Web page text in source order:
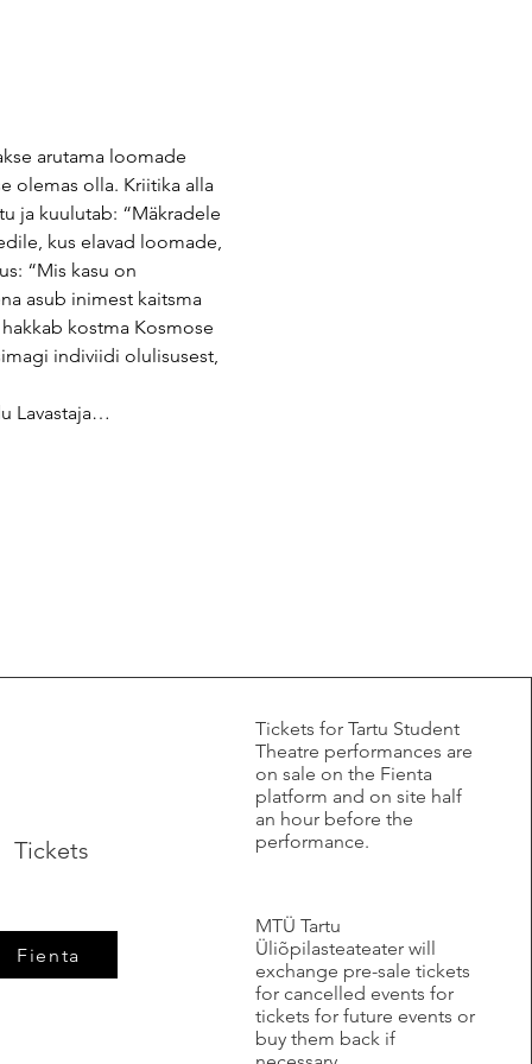
arutama loomade
olemas olla. Kriitika alla
ja kuulutab: “Mäkradele
kus elavad loomade,
“Mis kasu on
asub inimest kaitsma
kostma Kosmose
indiviidi olulisusest,
Lavastaja…
Tickets
Fienta
​Tickets for Tartu Student
Theatre performances are
on sale on the Fienta
platform and on site half
an hour before the
performance.
MTÜ Tartu
Üliõpilasteateater will
exchange pre-sale tickets
for cancelled events for
tickets for future events or
buy them back if